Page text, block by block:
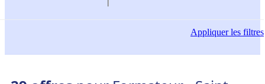
Appliquerles filtres